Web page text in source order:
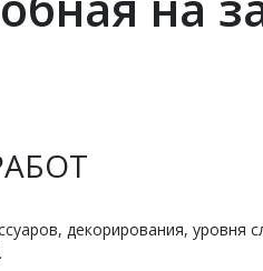
декорирования, уровня